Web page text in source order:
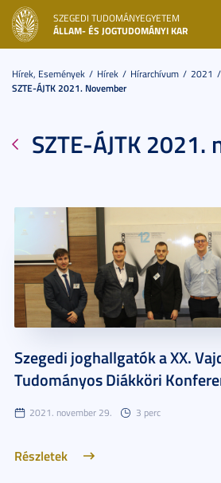
SZEGEDI TUDOMÁNYEGYETEM
ÁLLAM- ÉS JOGTUDOMÁNYI KAR
Hírek, Események Hírek Hírarchívum
2021
SZTE-ÁJTK 2021. November
SZTE-ÁJTK 2021.
Szegedi joghallgatók a XX.
Tudományos Diákköri
2021. november 29. 3 perc
Részletek